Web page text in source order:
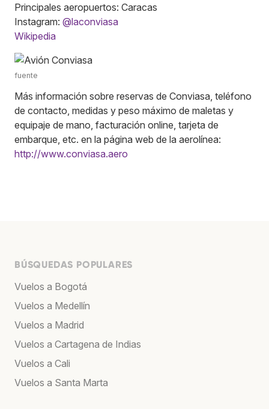
Principales aeropuertos: Caracas
Instagram: @laconviasa
Wikipedia
fuente
Más información sobre reservas de Conviasa, teléfono
de contacto, medidas y peso máximo de maletas y
equipaje de mano, facturación online, tarjeta de
embarque, etc. en la página web de la aerolínea:
http://www.conviasa.aero
BÚSQUEDAS POPULARES
Vuelos a Bogotá
Vuelos a Medellín
Vuelos a Madrid
Vuelos a Cartagena de Indias
Vuelos a Cali
Vuelos a Santa Marta